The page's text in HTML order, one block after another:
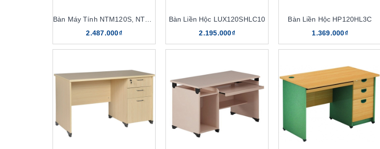
2.487.000₫
Bàn Liền Hộc LUX120SHLC10
2.195.000₫
Bàn Liền Hộc HP120HL3C
1.369.000₫